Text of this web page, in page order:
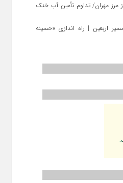
زائر از مرز مهران/ تداوم تأمین آب خنک
اربعین | راه‌ اندازی «حسینه